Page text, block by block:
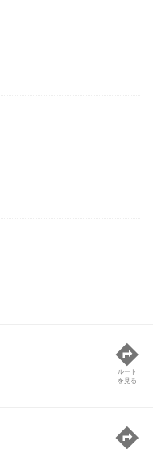
ルート
を見る